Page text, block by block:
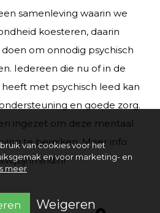
samenleving waarin we
koesteren, daarin
om onnodig psychisch
Iedereen die nu of in de
met psychisch leed kan
en goede zorg.
ingezet om deze mentaal
te bereiken. Meer info:
van cookies voor het
en voor marketing- en
meer
Weigeren